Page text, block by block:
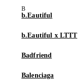
b.Eautiful
b.Eautiful x LTTT
Badfriend
Balenciaga